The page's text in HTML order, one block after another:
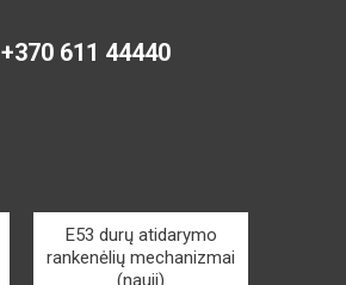
+370 611 44440
E53 durų atidarymo
rankenėlių mechanizmai
(nauji)